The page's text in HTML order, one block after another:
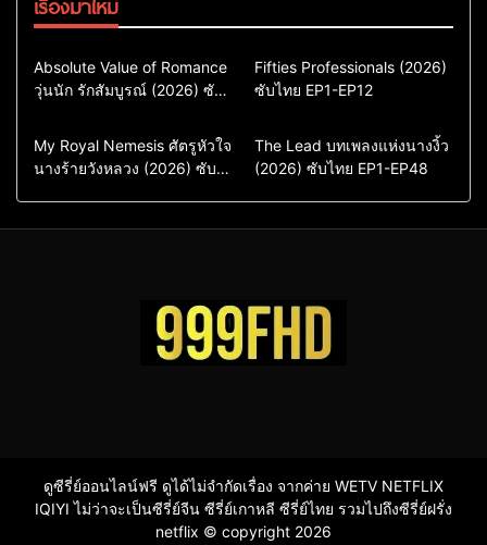
เรื่องมาใหม่
Comedy
Drama
ซีรี่ย์เกาหลี
ซีรี่ย์เกาหลีพากย์ไทย
Absolute Value of Romance
วุ่นนัก รักสัมบูรณ์ (2026) ซับ
Action & Adventure
Comedy
Drama
ซีรี่ย์เกาหลีซับไทย
Fifties Professionals (2026)
ซับไทย EP1-EP12
Comedy
Drama
Sci-Fi & Fantasy
My Royal Nemesis ศัตรูหัวใจ
นางร้ายวังหลวง (2026) ซับ
Drama
ซีรี่ย์จีน
ซีรี่ย์จีนซับไทย
The Lead บทเพลงแห่งนางงิ้ว
(2026) ซับไทย EP1-EP48
ดูซีรี่ย์ออนไลน์ฟรี ดูได้ไม่จำกัดเรื่อง จากค่าย WETV NETFLIX
IQIYI ไม่ว่าจะเป็นซีรี่ย์จีน ซีรี่ย์เกาหลี ซีรี่ย์ไทย รวมไปถึงซีรี่ย์ฝรั่ง
netflix © copyright 2026